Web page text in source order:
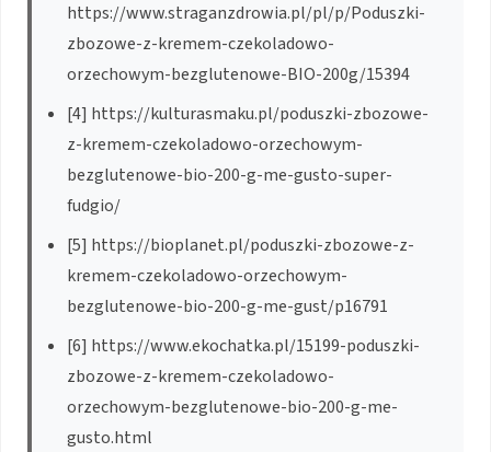
https://www.straganzdrowia.pl/pl/p/Poduszki-
zbozowe-z-kremem-czekoladowo-
orzechowym-bezglutenowe-BIO-200g/15394
[4] https://kulturasmaku.pl/poduszki-zbozowe-
z-kremem-czekoladowo-orzechowym-
bezglutenowe-bio-200-g-me-gusto-super-
fudgio/
[5] https://bioplanet.pl/poduszki-zbozowe-z-
kremem-czekoladowo-orzechowym-
bezglutenowe-bio-200-g-me-gust/p16791
[6] https://www.ekochatka.pl/15199-poduszki-
zbozowe-z-kremem-czekoladowo-
orzechowym-bezglutenowe-bio-200-g-me-
gusto.html